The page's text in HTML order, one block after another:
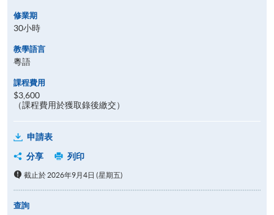
修業期
30小時
教學語言
粵語
課程費用
$3,600
（課程費用於獲取錄後繳交）
申請表
分享
列印
截止於 2026年9月4日 (星期五)
查詢